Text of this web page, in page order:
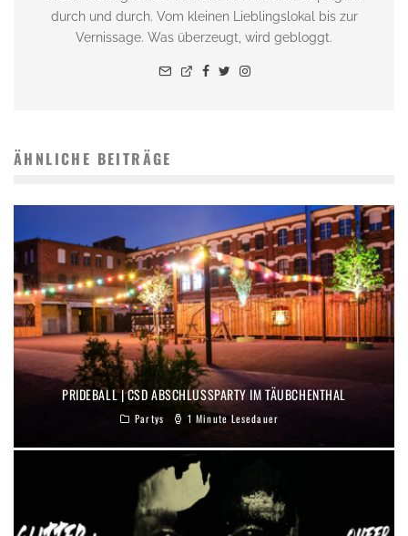
durch und durch. Vom kleinen Lieblingslokal bis zur
Vernissage. Was überzeugt, wird gebloggt.
ÄHNLICHE BEITRÄGE
PRIDEBALL | CSD ABSCHLUSSPARTY IM TÄUBCHENTHAL
Partys 1 Minute Lesedauer